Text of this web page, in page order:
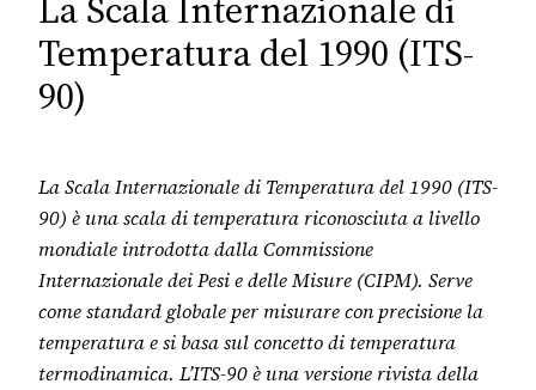
Temperatura del 1990 (ITS-
90)
La Scala Internazionale di Temperatura del 1990 (ITS-
90) è una scala di temperatura riconosciuta a livello
mondiale introdotta dalla Commissione
Internazionale dei Pesi e delle Misure (CIPM). Serve
come standard globale per misurare con precisione la
temperatura e si basa sul concetto di temperatura
termodinamica. L’ITS-90 è una versione rivista della